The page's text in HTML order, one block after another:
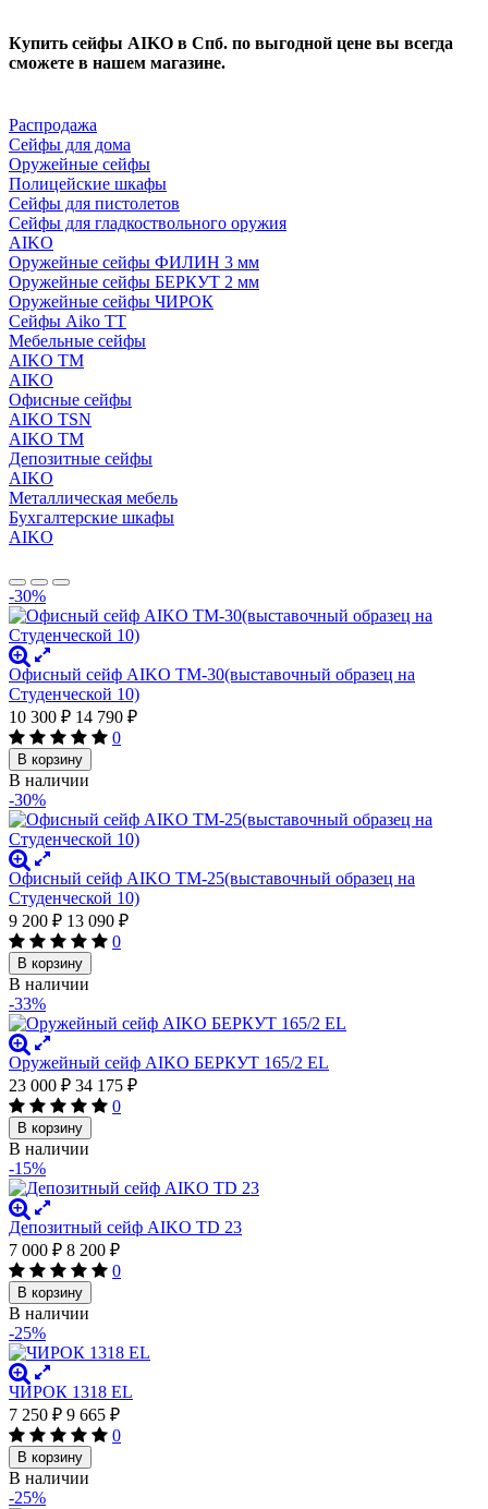
Купить сейфы AIKO в Спб. по выгодной цене вы всегда
сможете в нашем магазине.
Распродажа
Сейфы для дома
Оружейные сейфы
Полицейские шкафы
Сейфы для пистолетов
Сейфы для гладкоствольного оружия
AIKO
Оружейные сейфы ФИЛИН 3 мм
Оружейные сейфы БЕРКУТ 2 мм
Оружейные сейфы ЧИРОК
Сейфы Aikо ТТ
Мебельные сейфы
AIKO TM
AIKO
Офисные сейфы
AIKO TSN
AIKO TM
Депозитные сейфы
AIKO
Металлическая мебель
Бухгалтерские шкафы
AIKO
-30%
Офисный сейф AIKO TM-30(выставочный образец на
Студенческой 10)
10 300 ₽ 14 790 ₽
0
В корзину
В наличии
-30%
Офисный сейф AIKO TM-25(выставочный образец на
Студенческой 10)
9 200 ₽ 13 090 ₽
0
В корзину
В наличии
-33%
Оружейный сейф AIKO БЕРКУТ 165/2 EL
23 000 ₽ 34 175 ₽
0
В корзину
В наличии
-15%
Депозитный сейф AIKO TD 23
7 000 ₽ 8 200 ₽
0
В корзину
В наличии
-25%
ЧИРОК 1318 EL
7 250 ₽ 9 665 ₽
0
В корзину
В наличии
-25%